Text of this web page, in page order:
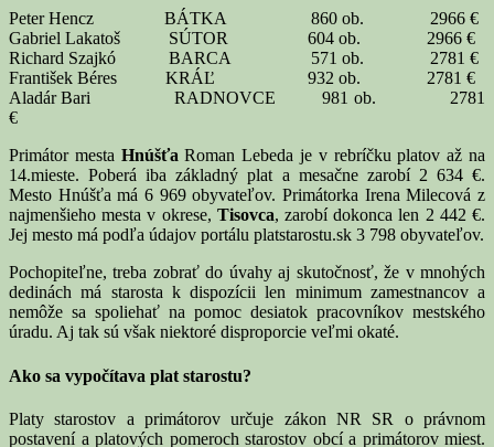
Peter Hencz BÁTKA 860 ob. 2966 €
Gabriel Lakatoš SÚTOR 604 ob. 2966 €
Richard Szajkó BARCA 571 ob. 2781 €
František Béres KRÁĽ 932 ob. 2781 €
Aladár Bari RADNOVCE 981 ob. 2781
€
Primátor mesta Hnúšťa Roman Lebeda je v rebríčku platov až na
14.mieste. Poberá iba základný plat a mesačne zarobí 2 634 €.
Mesto Hnúšťa má 6 969 obyvateľov. Primátorka Irena Milecová z
najmenšieho mesta v okrese, Tisovca, zarobí dokonca len 2 442 €.
Jej mesto má podľa údajov portálu platstarostu.sk 3 798 obyvateľov.
Pochopiteľne, treba zobrať do úvahy aj skutočnosť, že v mnohých
dedinách má starosta k dispozícii len minimum zamestnancov a
nemôže sa spoliehať na pomoc desiatok pracovníkov mestského
úradu. Aj tak sú však niektoré disproporcie veľmi okaté.
Ako sa vypočítava plat starostu?
Platy starostov a primátorov určuje zákon NR SR o právnom
postavení a platových pomeroch starostov obcí a primátorov miest.